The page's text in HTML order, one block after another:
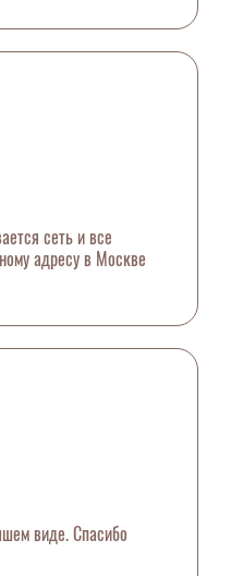
сеть и все
адресу в Москве
виде. Спасибо